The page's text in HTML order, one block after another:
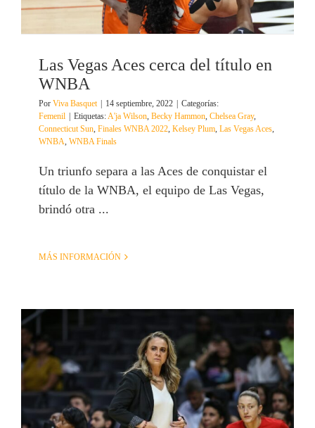
Las Vegas Aces cerca del título en
WNBA
Por Viva Basquet | 14 septiembre, 2022 | Categorías:
Femenil | Etiquetas: A'ja Wilson Becky Hammon Chelsea Gray,
Connecticut Sun Finales WNBA 2022 Kelsey Plum Las Vegas Aces
WNBA WNBA Finals
Un triunfo separa a las Aces de conquistar el
título de la WNBA, el equipo de Las Vegas,
brindó otra ...
MÁS INFORMACIÓN